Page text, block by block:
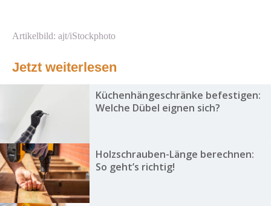
Artikelbild: ajt/iStockphoto
Jetzt weiterlesen
Küchenhängeschränke befestigen:
Welche Dübel eignen sich?
Holzschrauben-Länge berechnen:
So geht’s richtig!